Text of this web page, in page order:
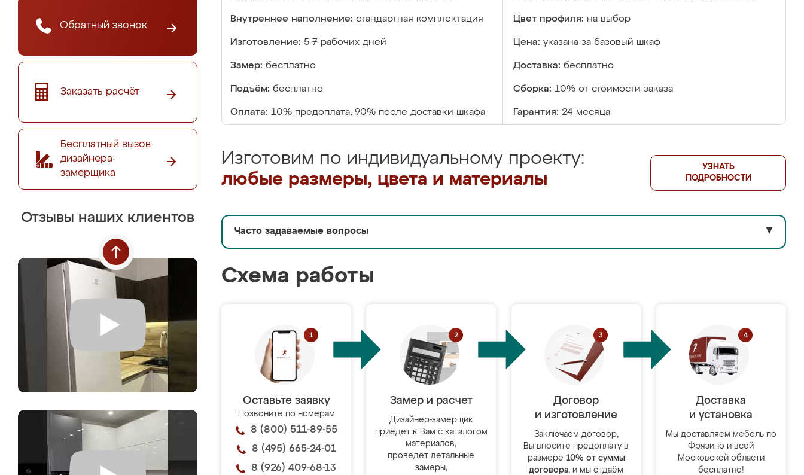
Обратный звонок
Заказать расчёт
Бесплатный вызов
дизайнера-
замерщика
Отзывы наших клиентов
Внутреннее наполнение: стандартная комплектация Цвет профиля: на выбор
Изготовление: 5-7 рабочих дней Цена: указана за базовый шкаф
Замер: бесплатно Доставка: бесплатно
Подъём: бесплатно Сборка: 10% от стоимости заказа
Оплата: 10% предоплата, 90% после доставки шкафа Гарантия: 24 месяца
Изготовим по индивидуальному проекту:
любые размеры, цвета и материалы
УЗНАТЬ
ПОДРОБНОСТИ
Часто задаваемые вопросы ▼
Схема работы
Оставьте заявку
Позвоните по номерам
8 (800) 511-89-55
8 (495) 665-24-01
8 (926) 409-68-13
Замер и расчет
Дизайнер-замерщик
приедет к Вам с каталогом
материалов,
проведёт детальные
замеры,
Договор
и изготовление
Заключаем договор,
Вы вносите предоплату в
размере 10% от суммы
договора, и мы отдаём
Доставка
и установка
Мы доставляем мебель по
Фрязино и всей
Московской области
бесплатно!